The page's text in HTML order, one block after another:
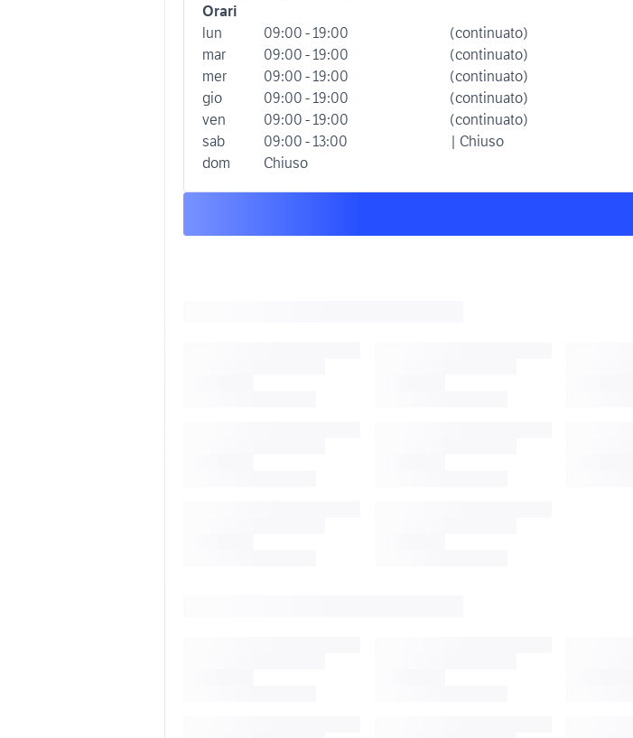
Orari
lun
09:00 - 19:00
(continuato)
mar
09:00 - 19:00
(continuato)
mer
09:00 - 19:00
(continuato)
gio
09:00 - 19:00
(continuato)
ven
09:00 - 19:00
(continuato)
sab
09:00 - 13:00
| Chiuso
dom
Chiuso